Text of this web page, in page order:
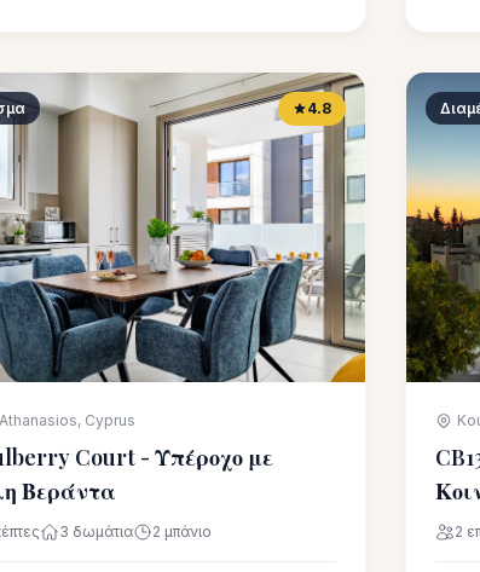
4.8
Cyprus
Court - Υπέροχο με
Βεράντα
3 δωμάτια 2 μπάνιο 2